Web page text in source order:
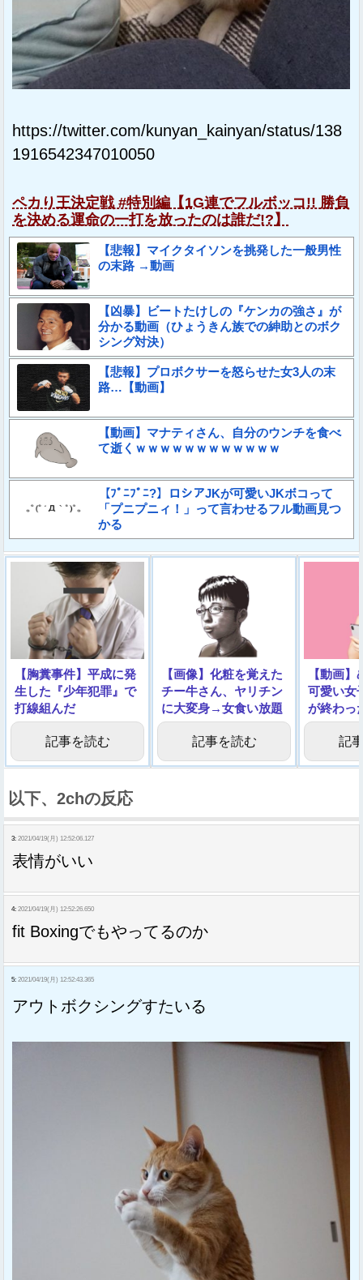
https://twitter.com/kunyan_kainyan/status/138
1916542347010050
ペカり王決定戦 #特別編【1G連でフルボッコ!! 勝負
を決める運命の一打を放ったのは誰だ!?】
【悲報】マイクタイソンを挑発した一般男性
の末路 →動画
【凶暴】ビートたけしの『ケンカの強さ』が
分かる動画（ひょうきん族での紳助とのボク
シング対決）
【悲報】プロボクサーを怒らせた女3人の末
路…【動画】
【動画】マナティさん、自分のウンチを食べ
て逝くｗｗｗｗｗｗｗｗｗｗｗｗ
【ﾌﾟﾆﾌﾟﾆ?】ロシアJKが可愛いJKボコって
「プニプニィ！」って言わせるフル動画見つ
かる
【胸糞事件】平成に発
生した『少年犯罪』で
打線組んだ
記事を読む
【画像】化粧を覚えた
チー牛さん、ヤリチン
に大変身→女食い放題
になるｗｗｗｗｗｗｗ
ｗｗｗ記事を読む
【動画
可愛い女
が終わっ
ルノをご
記
以下、2chの反応
3: 2021/04/19(月) 12:52:06.127
表情がいい
4: 2021/04/19(月) 12:52:26.650
fit Boxingでもやってるのか
5: 2021/04/19(月) 12:52:43.365
アウトボクシングすたいる